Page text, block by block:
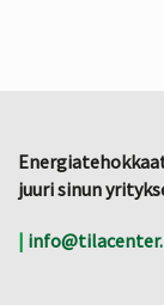
juuri sinun
|